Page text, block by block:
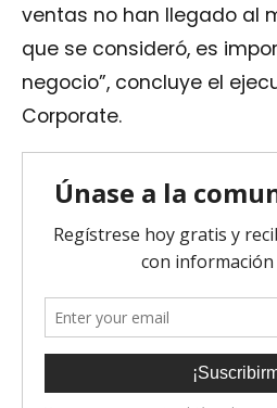
ventas no han llegado al
que se consideró, es
negocio”, concluye el
Corporate.